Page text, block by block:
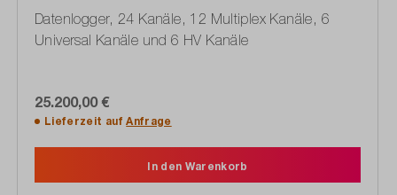
Datenlogger, 24 Kanäle, 12 Multiplex Kanäle, 6
Universal Kanäle und 6 HV Kanäle
25.200,00 €
Lieferzeit aufAnfrage
In den Warenkorb